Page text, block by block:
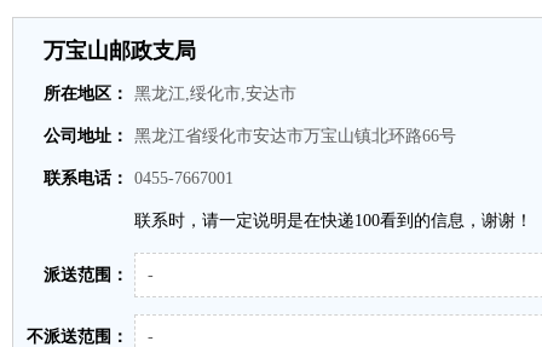
万宝山邮政支局
所在地区： 黑龙江,绥化市,安达市
公司地址： 黑龙江省绥化市安达市万宝山镇北环路66号
联系电话： 0455-7667001
联系时，请一定说明是在快递100看到的信息，谢谢！
派送范围： -
不派送范围： -